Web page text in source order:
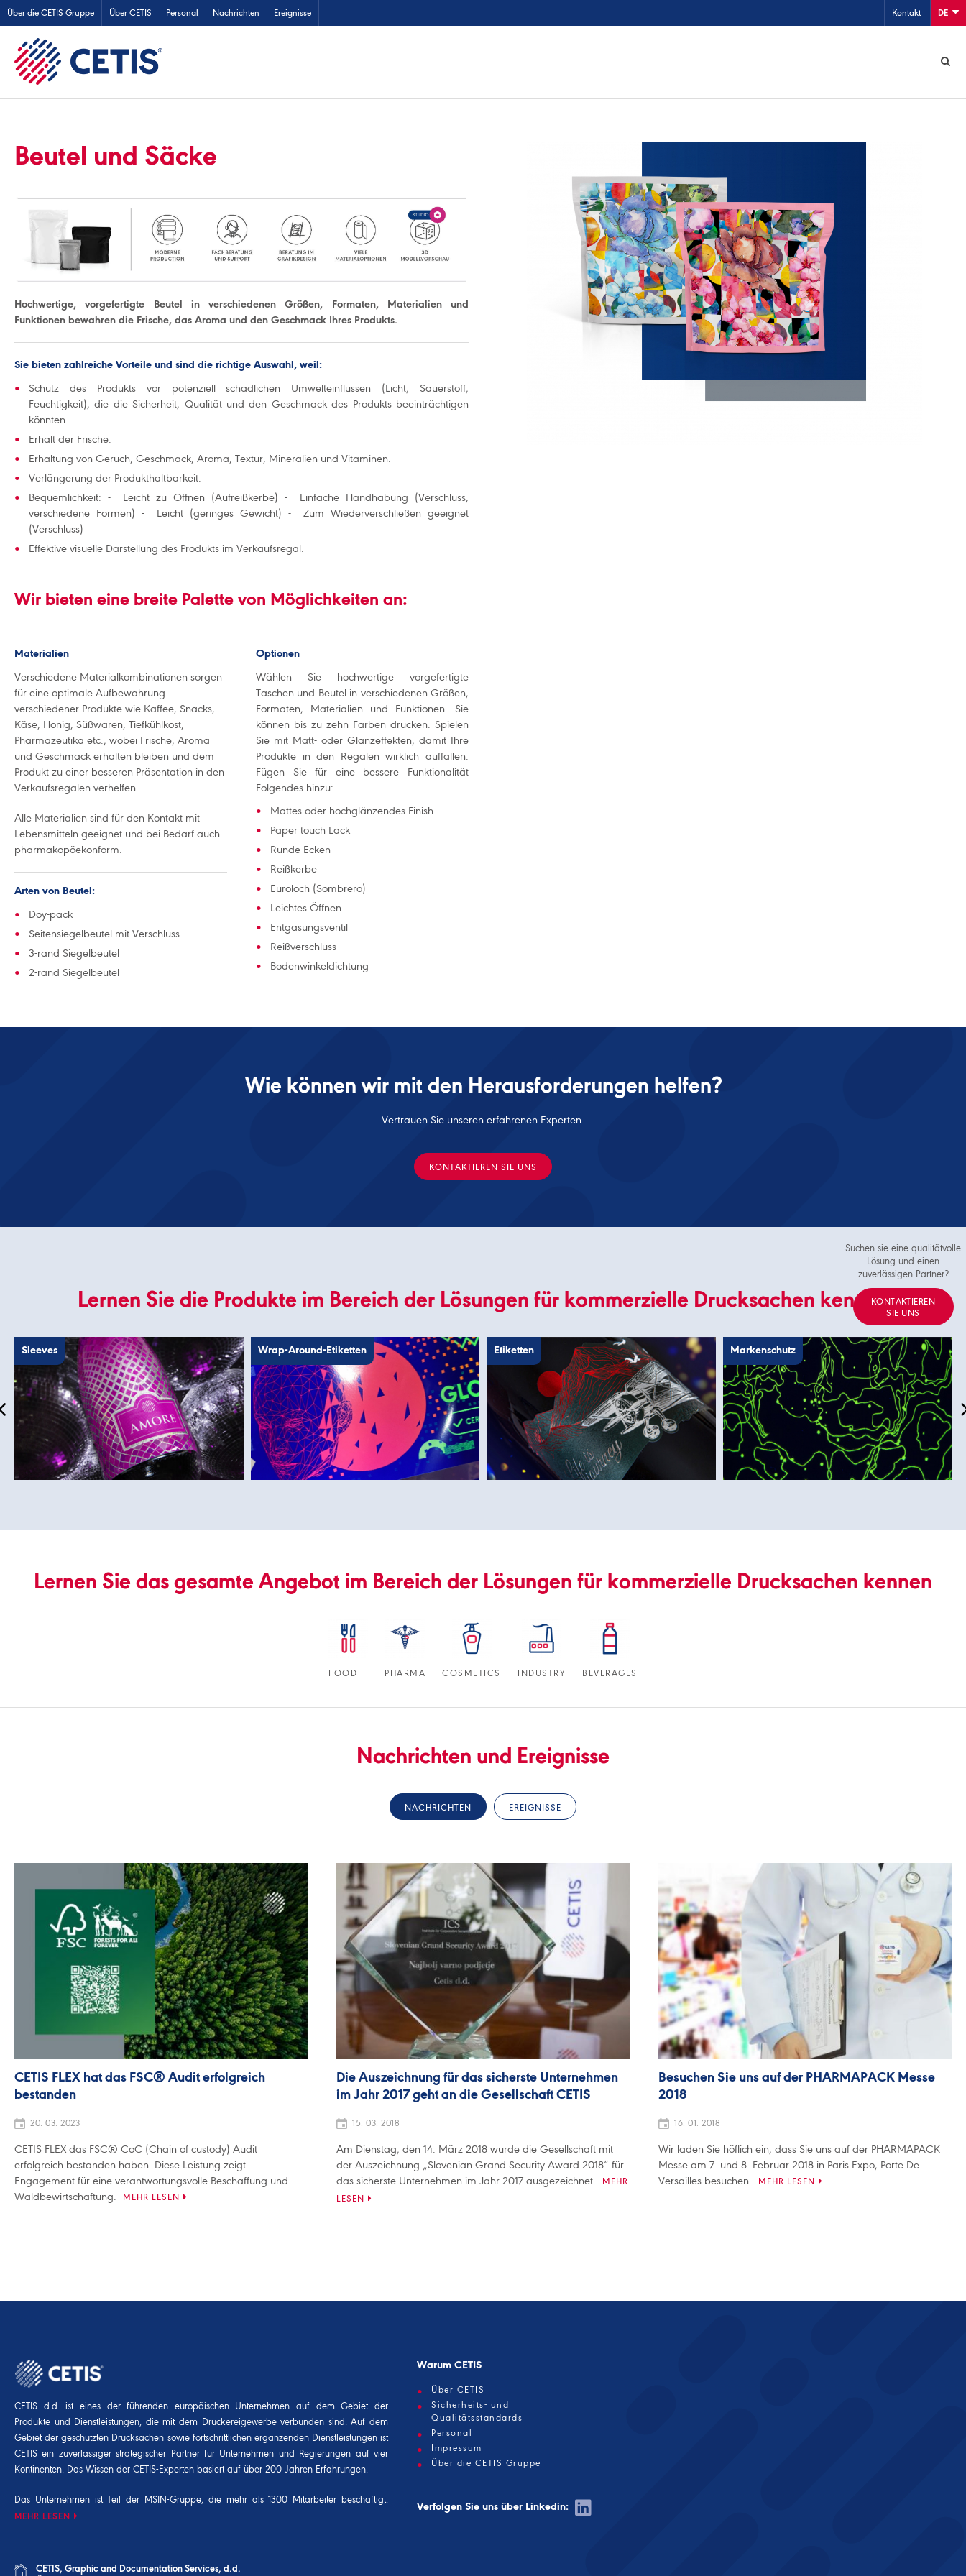
Über die CETIS Gruppe Über CETIS Personal Nachrichten Ereignisse Kontakt DE
Beutel und Säcke
Hochwertige, vorgefertigte Beutel in verschiedenen Größen, Formaten, Materialien und
Funktionen bewahren die Frische, das Aroma und den Geschmack Ihres Produkts.
Sie bieten zahlreiche Vorteile und sind die richtige Auswahl, weil:
Schutz des Produkts vor potenziell schädlichen Umwelteinflüssen (Licht, Sauerstoff,
Feuchtigkeit), die die Sicherheit, Qualität und den Geschmack des Produkts beeinträchtigen
könnten.
Erhalt der Frische.
Erhaltung von Geruch, Geschmack, Aroma, Textur, Mineralien und Vitaminen.
Verlängerung der Produkthaltbarkeit.
Bequemlichkeit: - Leicht zu Öffnen (Aufreißkerbe) - Einfache Handhabung (Verschluss,
verschiedene Formen) - Leicht (geringes Gewicht) - Zum Wiederverschließen geeignet
(Verschluss)
Effektive visuelle Darstellung des Produkts im Verkaufsregal.
Wir bieten eine breite Palette von Möglichkeiten an:
Materialien
Verschiedene Materialkombinationen sorgen
für eine optimale Aufbewahrung
verschiedener Produkte wie Kaffee, Snacks,
Käse, Honig, Süßwaren, Tiefkühlkost,
Pharmazeutika etc., wobei Frische, Aroma
und Geschmack erhalten bleiben und dem
Produkt zu einer besseren Präsentation in den
Verkaufsregalen verhelfen.
Alle Materialien sind für den Kontakt mit
Lebensmitteln geeignet und bei Bedarf auch
pharmakopöekonform.
Arten von Beutel:
Doy-pack
Seitensiegelbeutel mit Verschluss
3-rand Siegelbeutel
2-rand Siegelbeutel
Optionen
Wählen Sie hochwertige vorgefertigte
Taschen und Beutel in verschiedenen Größen,
Formaten, Materialien und Funktionen. Sie
können bis zu zehn Farben drucken. Spielen
Sie mit Matt- oder Glanzeffekten, damit Ihre
Produkte in den Regalen wirklich auffallen.
Fügen Sie für eine bessere Funktionalität
Folgendes hinzu:
Mattes oder hochglänzendes Finish
Paper touch Lack
Runde Ecken
Reißkerbe
Euroloch (Sombrero)
Leichtes Öffnen
Entgasungsventil
Reißverschluss
Bodenwinkeldichtung
Wie können wir mit den Herausforderungen helfen?
Vertrauen Sie unseren erfahrenen Experten.
KONTAKTIEREN SIE UNS
Lernen Sie die Produkte im Bereich der Lösungen für kommerzielle Drucksachen kennen
Sleeves Wrap-Around-Etiketten Etiketten Markenschutz
Lernen Sie das gesamte Angebot im Bereich der Lösungen für kommerzielle Drucksachen kennen
FOOD PHARMA COSMETICS INDUSTRY BEVERAGES
Nachrichten und Ereignisse
NACHRICHTEN EREIGNISSE
CETIS FLEX hat das FSC® Audit erfolgreich
bestanden
20. 03. 2023
CETIS FLEX das FSC® CoC (Chain of custody) Audit
erfolgreich bestanden haben. Diese Leistung zeigt
Engagement für eine verantwortungsvolle Beschaffung und
Waldbewirtschaftung.
MEHR LESEN
Die Auszeichnung für das sicherste Unternehmen
im Jahr 2017 geht an die Gesellschaft CETIS
15. 03. 2018
Am Dienstag, den 14. März 2018 wurde die Gesellschaft mit
der Auszeichnung „Slovenian Grand Security Award 2018“ für
das sicherste Unternehmen im Jahr 2017 ausgezeichnet.
MEHR
LESEN
Besuchen Sie uns auf der PHARMAPACK Messe
2018
16. 01. 2018
Wir laden Sie höflich ein, dass Sie uns auf der PHARMAPACK
Messe am 7. und 8. Februar 2018 in Paris Expo, Porte De
Versailles besuchen.
MEHR LESEN
Suchen sie eine qualitätvolle
Lösung und einen
zuverlässigen Partner?
KONTAKTIEREN
SIE UNS
CETIS d.d. ist eines der führenden europäischen Unternehmen auf dem Gebiet der
Produkte und Dienstleistungen, die mit dem Druckereigewerbe verbunden sind. Auf dem
Gebiet der geschützten Drucksachen sowie fortschrittlichen ergänzenden Dienstleistungen ist
CETIS ein zuverlässiger strategischer Partner für Unternehmen und Regierungen auf vier
Kontinenten. Das Wissen der CETIS-Experten basiert auf über 200 Jahren Erfahrungen.
Das Unternehmen ist Teil der MSIN-Gruppe, die mehr als 1300 Mitarbeiter beschäftigt.
MEHR LESEN
CETIS, Graphic and Documentation Services, d.d.
Warum CETIS
Über CETIS
Sicherheits- und
Qualitätsstandards
Personal
Impressum
Über die CETIS Gruppe
Verfolgen Sie uns über Linkedin: